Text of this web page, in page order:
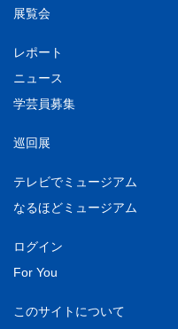
展覧会
レポート
ニュース
学芸員募集
巡回展
テレビでミュージアム
なるほどミュージアム
ログイン
For You
このサイトについて